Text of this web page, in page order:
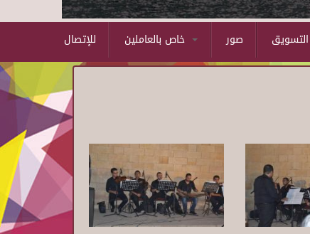
للإتصال صور التسويق